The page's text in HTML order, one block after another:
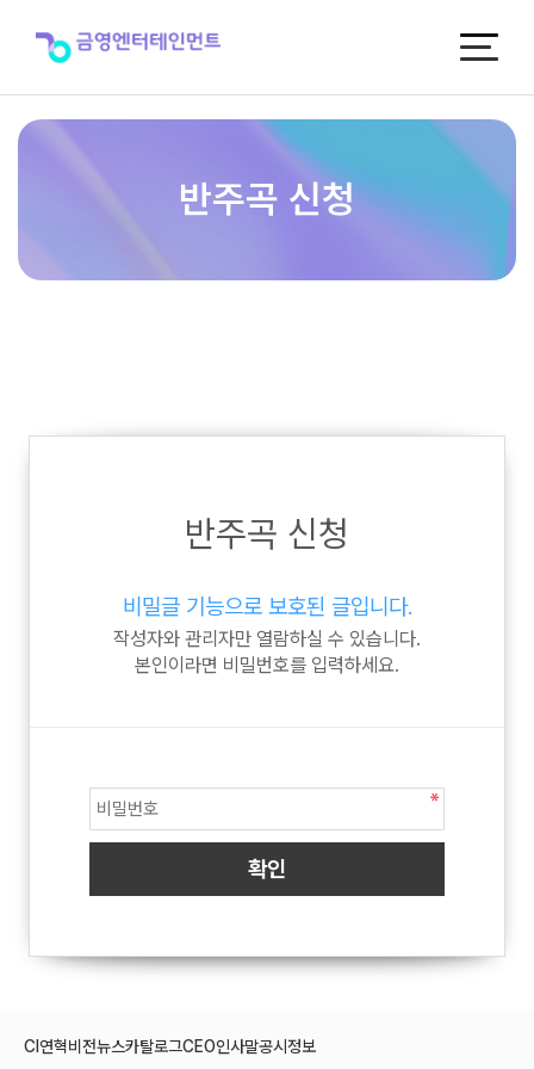
반주곡 신청
반주곡 신청
비밀글 기능으로 보호된 글입니다.
작성자와 관리자만 열람하실 수 있습니다.
본인이라면 비밀번호를 입력하세요.
CI 연혁비전뉴스카탈로그CEO인사말공시정보